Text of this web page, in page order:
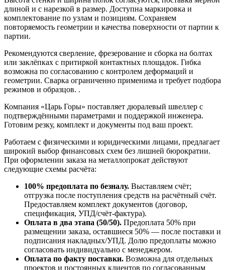
длиной и с нарезкой в размер. Доступна маркировка и
комплектование по узлам и позициям. Сохраняем
повторяемость геометрии и качества поверхности от партии к
партии.
Рекомендуются сверление, фрезерование и сборка на болтах
или заклёпках с притиркой контактных площадок. Гибка
возможна по согласованию с контролем деформаций и
геометрии. Сварка ограниченно применима и требует подбора
режимов и образцов. .
Компания «Царь Горы» поставляет дюралевый швеллер с
подтверждёнными параметрами и поддержкой инженера.
Готовим резку, комплект и документы под ваш проект.
Работаем с физическими и юридическими лицами, предлагает
широкий выбор финансовых схем без лишней бюрократии.
При оформлении заказа на металлопрокат действуют
следующие схемы расчёта:
100% предоплата по безналу. Выставляем счёт;
отгрузка после поступления средств на расчётный счёт.
Предоставляем комплект документов (договор,
спецификация, УПД/счёт-фактура).
Оплата в два этапа (50/50). Предоплата 50% при
размещении заказа, оставшиеся 50% — после поставки и
подписания накладных/УПД. Долю предоплаты можно
согласовать индивидуально с менеджером.
Оплата по факту поставки. Возможна для отдельных
проектов и постоянных клиентов по согласованным